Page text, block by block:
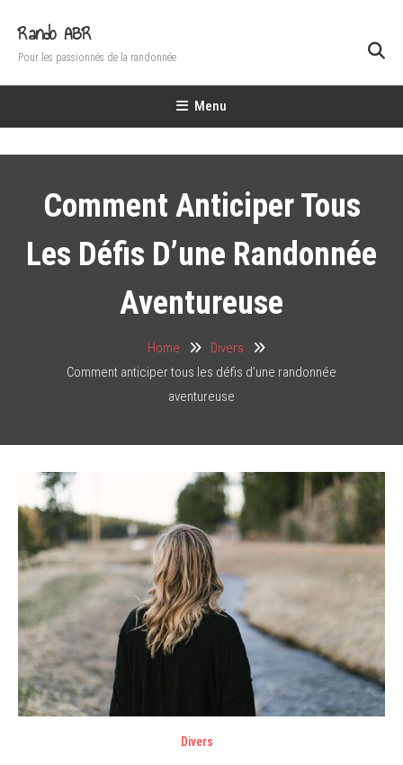
Content
Rando ABR
Pour les passionnés de la randonnée
Menu
Comment Anticiper Tous
Les Défis D’une Randonnée
Aventureuse
Home
Divers
Comment anticiper tous les défis d’une randonnée
aventureuse
Divers